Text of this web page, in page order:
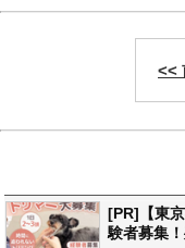
<<
[PR]【東
験者募集